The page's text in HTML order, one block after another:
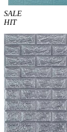
SALE
HIT
Самоклеющаяся
47 грн./шт 140 грн.
Купить В